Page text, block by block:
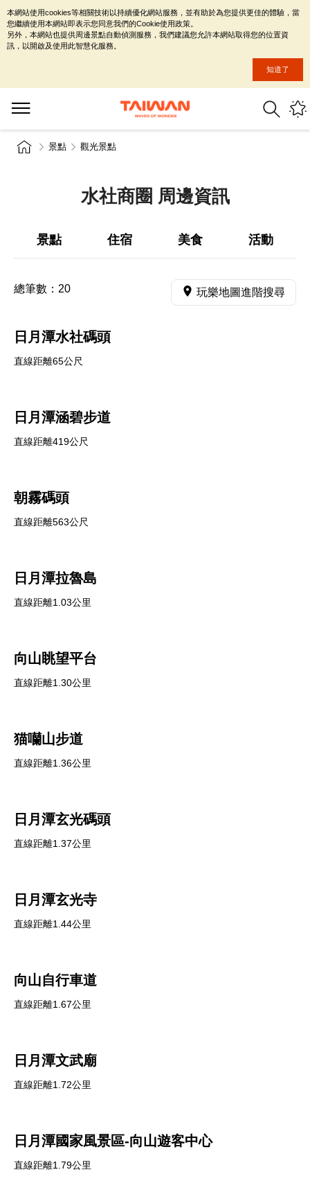
景點 觀光景點
水社商圈 周邊資訊
景點 住宿 美食 活動
總筆數： 20 玩樂地圖進階搜尋
日月潭水社碼頭
直線距離65公尺
日月潭涵碧步道
直線距離419公尺
朝霧碼頭
直線距離563公尺
日月潭拉魯島
直線距離1.03公里
向山眺望平台
直線距離1.30公里
猫囒山步道
直線距離1.36公里
日月潭玄光碼頭
直線距離1.37公里
日月潭玄光寺
直線距離1.44公里
向山自行車道
直線距離1.67公里
日月潭文武廟
直線距離1.72公里
日月潭國家風景區-向山遊客中心
直線距離1.79公里
本網站使用cookies等相關技術以持續優化網站服務，並有助於為您提供更佳的體驗，當
您繼續使用本網站即表示您同意我們的Cookie使用政策。
另外，本網站也提供周邊景點自動偵測服務，我們建議您允許本網站取得您的位置資
訊，以開啟及使用此智慧化服務。
知道了